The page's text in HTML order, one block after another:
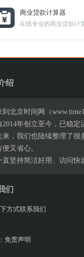
商业贷款计算器
绍
到北京时间网（
2014年创立至今，已稳
来，我们也陆续整理了很
便又省心。
直坚持简洁好用、访问快
们
方式联系我们
免责声明